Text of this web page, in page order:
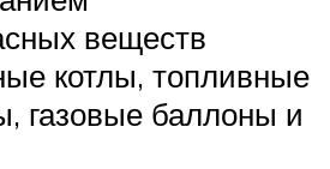
веществ
котлы, топливные
газовые баллоны и